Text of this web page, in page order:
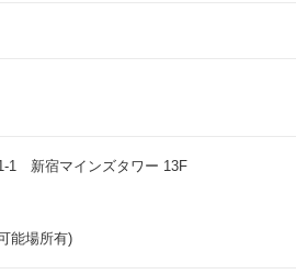
1 新宿マインズタワー 13F
能場所有)